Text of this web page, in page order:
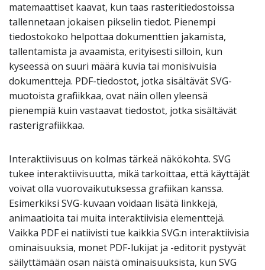
matemaattiset kaavat, kun taas rasteritiedostoissa
tallennetaan jokaisen pikselin tiedot. Pienempi
tiedostokoko helpottaa dokumenttien jakamista,
tallentamista ja avaamista, erityisesti silloin, kun
kyseessä on suuri määrä kuvia tai monisivuisia
dokumentteja. PDF-tiedostot, jotka sisältävät SVG-
muotoista grafiikkaa, ovat näin ollen yleensä
pienempiä kuin vastaavat tiedostot, jotka sisältävät
rasterigrafiikkaa.
Interaktiivisuus on kolmas tärkeä näkökohta. SVG
tukee interaktiivisuutta, mikä tarkoittaa, että käyttäjät
voivat olla vuorovaikutuksessa grafiikan kanssa.
Esimerkiksi SVG-kuvaan voidaan lisätä linkkejä,
animaatioita tai muita interaktiivisia elementtejä.
Vaikka PDF ei natiivisti tue kaikkia SVG:n interaktiivisia
ominaisuuksia, monet PDF-lukijat ja -editorit pystyvät
säilyttämään osan näistä ominaisuuksista, kun SVG